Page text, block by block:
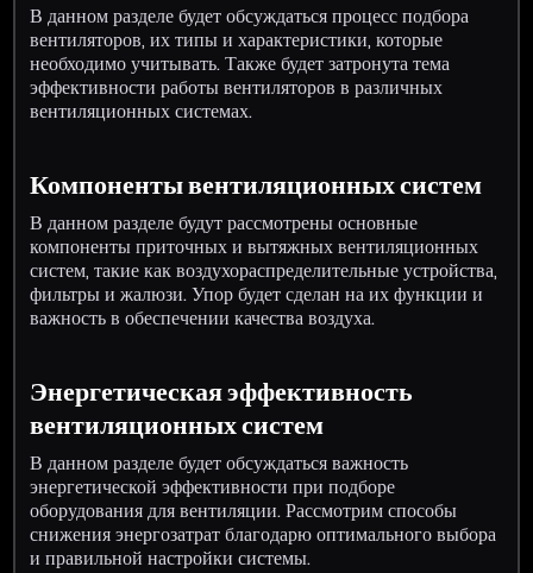
В данном разделе будет обсуждаться процесс подбора
вентиляторов, их типы и характеристики, которые
необходимо учитывать. Также будет затронута тема
эффективности работы вентиляторов в различных
вентиляционных системах.
Компоненты вентиляционных систем
В данном разделе будут рассмотрены основные
компоненты приточных и вытяжных вентиляционных
систем, такие как воздухораспределительные устройства,
фильтры и жалюзи. Упор будет сделан на их функции и
важность в обеспечении качества воздуха.
Энергетическая эффективность
вентиляционных систем
В данном разделе будет обсуждаться важность
энергетической эффективности при подборе
оборудования для вентиляции. Рассмотрим способы
снижения энергозатрат благодарю оптимального выбора
и правильной настройки системы.